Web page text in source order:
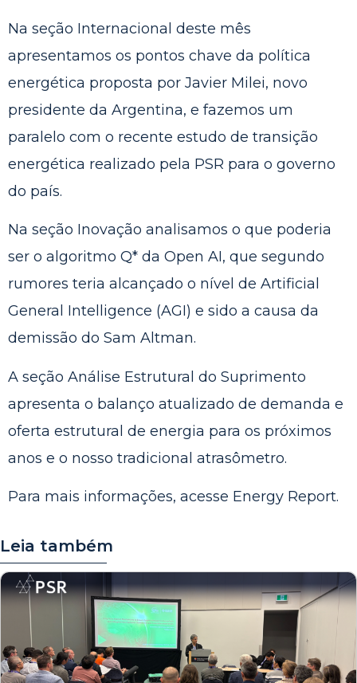
Na seção Internacional deste mês
apresentamos os pontos chave da política
energética proposta por Javier Milei, novo
presidente da Argentina, e fazemos um
paralelo com o recente estudo de transição
energética realizado pela PSR para o governo
do país.
Na seção Inovação analisamos o que poderia
ser o algoritmo Q* da Open AI, que segundo
rumores teria alcançado o nível de Artificial
General Intelligence (AGI) e sido a causa da
demissão do Sam Altman.
A seção Análise Estrutural do Suprimento
apresenta o balanço atualizado de demanda e
oferta estrutural de energia para os próximos
anos e o nosso tradicional atrasômetro.
Para mais informações, acesse Energy Report.
Leia também